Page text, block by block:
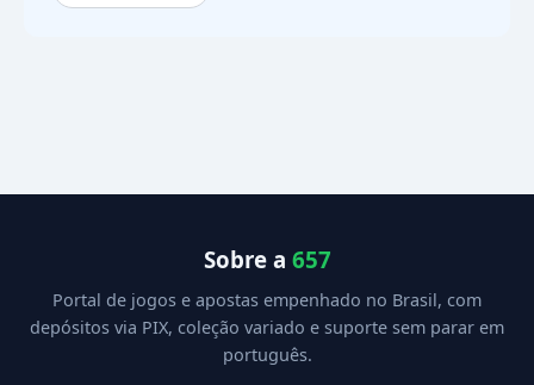
Sobre a 657
Portal de jogos e apostas empenhado no Brasil, com
depósitos via PIX, coleção variado e suporte sem parar em
português.